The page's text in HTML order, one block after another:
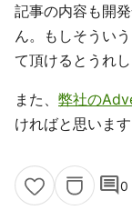
記事の内容も開
ん。もしそうい
て頂けるとうれし
また、 弊社の
ければと思います
comment0